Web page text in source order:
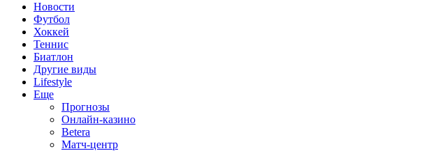
Новости
Футбол
Хоккей
Теннис
Биатлон
Другие виды
Lifestyle
Еще
Прогнозы
Онлайн-казино
Betera
Матч-центр